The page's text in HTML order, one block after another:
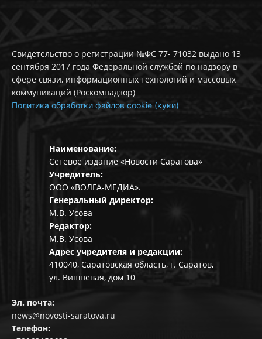
Свидетельство о регистрации №ФС 77- 71032 выдано 13
сентября 2017 года Федеральной службой по надзору в
сфере связи, информационных технологий и массовых
коммуникаций (Роскомнадзор)
Политика обработки файлов cookie (куки)
Наименование:
Сетевое издание «Новости Саратова»
Учредитель:
ООО «ВОЛГА-МЕДИА».
Генеральный директор:
М.В. Усова
Редактор:
М.В. Усова
Адрес учредителя и редакции:
410040, Саратовская область, г. Саратов,
ул. Вишнёвая, дом 10
Эл. почта:
news@novosti-saratova.ru
Телефон: